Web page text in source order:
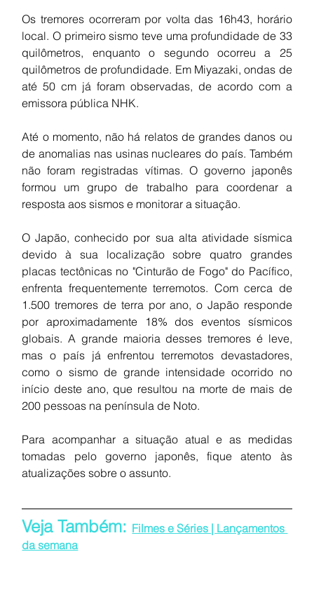
Os tremores ocorreram por volta das 16h43, horário
local. O primeiro sismo teve uma profundidade de 33
quilômetros, enquanto o segundo ocorreu a 25
quilômetros de profundidade. Em Miyazaki, ondas de
até 50 cm já foram observadas, de acordo com a
emissora pública NHK.
Até o momento, não há relatos de grandes danos ou
de anomalias nas usinas nucleares do país. Também
não foram registradas vítimas. O governo japonês
formou um grupo de trabalho para coordenar a
resposta aos sismos e monitorar a situação.
O Japão, conhecido por sua alta atividade sísmica
devido à sua localização sobre quatro grandes
placas tectônicas no "Cinturão de Fogo" do Pacífico,
enfrenta frequentemente terremotos. Com cerca de
1.500 tremores de terra por ano, o Japão responde
por aproximadamente 18% dos eventos sísmicos
globais. A grande maioria desses tremores é leve,
mas o país já enfrentou terremotos devastadores,
como o sismo de grande intensidade ocorrido no
início deste ano, que resultou na morte de mais de
200 pessoas na península de Noto.
Para acompanhar a situação atual e as medidas
tomadas pelo governo japonês, fique atento às
atualizações sobre o assunto.
Veja Também: Filmes e Séries | Lançamentos
da semana